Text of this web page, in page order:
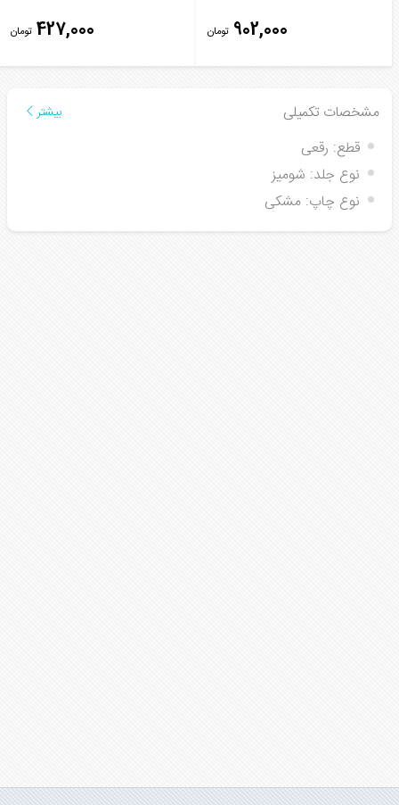
902,000 تومان 427,000 تومان
مشخصات تکمیلی بیشتر
قطع: رقعی
نوع جلد: شومیز
نوع چاپ: مشکی